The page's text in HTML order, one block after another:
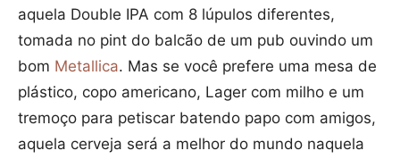
aquela Double IPA com 8 lúpulos diferentes,
tomada no pint do balcão de um pub ouvindo um
bom Metallica. Mas se você prefere uma mesa de
plástico, copo americano, Lager com milho e um
tremoço para petiscar batendo papo com amigos,
aquela cerveja será a melhor do mundo naquela